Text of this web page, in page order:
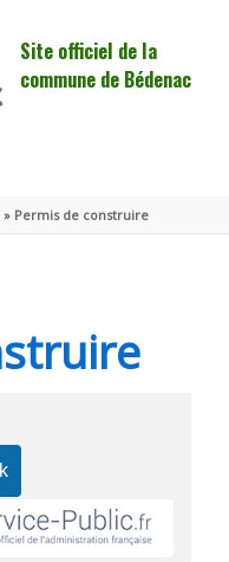
Site officiel de la
commune de Bédenac
Permis de construire